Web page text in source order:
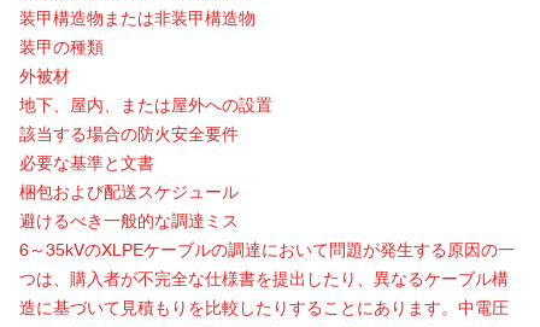
装甲構造物または非装甲構造物
装甲の種類
外被材
地下、屋内、または屋外への設置
該当する場合の防火安全要件
必要な基準と文書
梱包および配送スケジュール
避けるべき一般的な調達ミス
6～35kVのXLPEケーブルの調達において問題が発生する原因の一
つは、購入者が不完全な仕様書を提出したり、異なるケーブル構
造に基づいて見積もりを比較したりすることにあります。中電圧